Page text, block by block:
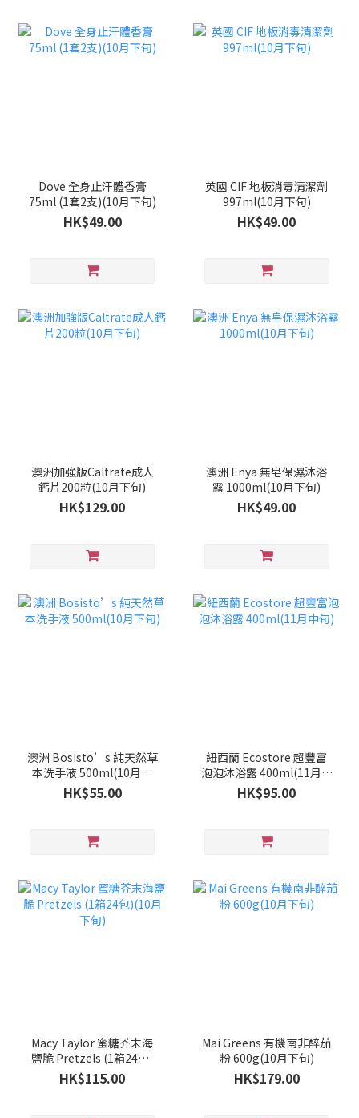
Dove 全身止汗體香膏
75ml (1套2支)(10月下旬)
HK$49.00
英國 CIF 地板消毒清潔劑
997ml(10月下旬)
HK$49.00
澳洲加強版Caltrate成人
鈣片200粒(10月下旬)
HK$129.00
澳洲 Enya 無皂保濕沐浴
露 1000ml(10月下旬)
HK$49.00
澳洲 Bosisto’s 純天然草
本洗手液 500ml(10月下
旬)
HK$55.00
紐西蘭 Ecostore 超豐富
泡泡沐浴露 400ml(11月中
旬)
HK$95.00
Macy Taylor 蜜糖芥末海
鹽脆 Pretzels (1箱24包)
(10月下旬)
HK$115.00
Mai Greens 有機南非醉茄
粉 600g(10月下旬)
HK$179.00